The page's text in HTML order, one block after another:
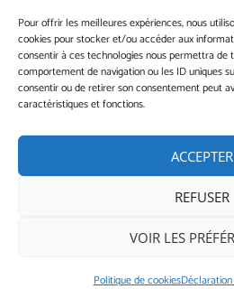
Pour offrir les meilleures expériences, nous
cookies pour stocker et/ou accéder aux
consentir à ces technologies nous permettra de
comportement de navigation ou les ID uniques
consentir ou de retirer son consentement peut
caractéristiques et fonctions.
ACCEPTER
REFUSER
VOIR LES
Politique de cookies
Campagne
|Contact|Conditions
générales d'utilisation|